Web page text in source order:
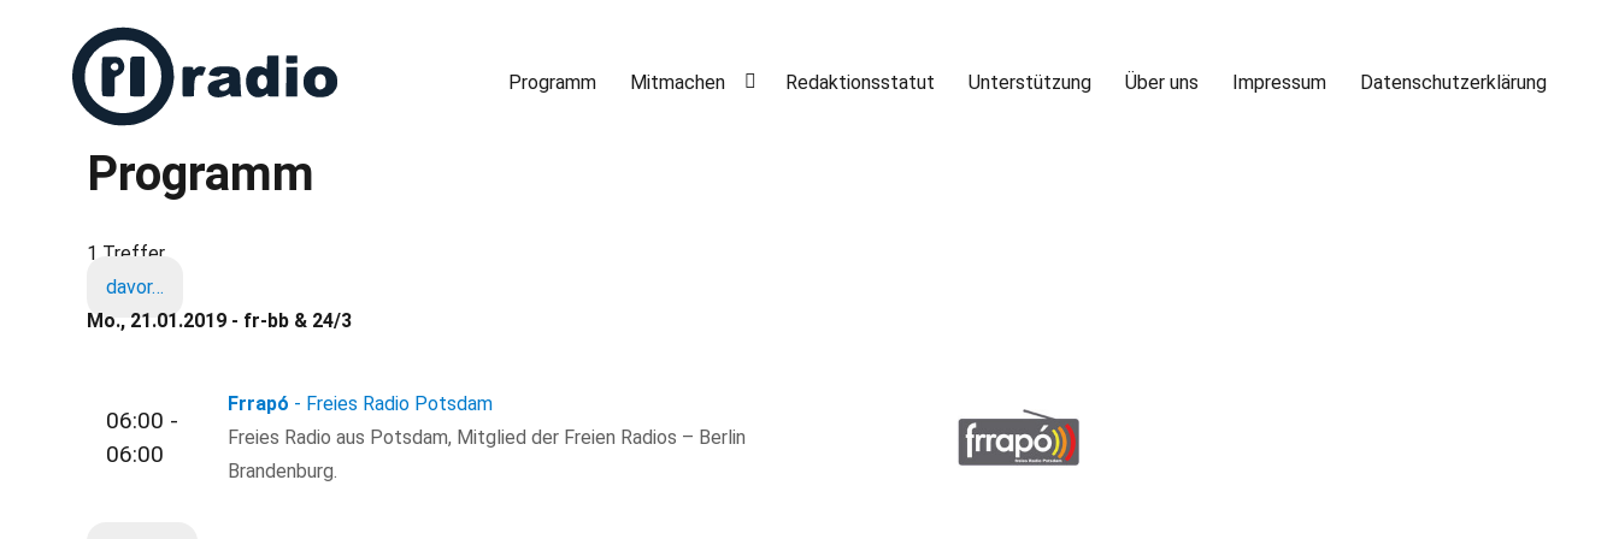
Freies Radio in Berlin
Programm Mitmachen Redaktionsstatut Unterstützung Über uns Impressum Datenschutzerklärung
Programm
1 Treffer
davor…
Mo., 21.01.2019 - fr-bb & 24/3
06:00 -
06:00
Frrapó - Freies Radio Potsdam
Freies Radio aus Potsdam, Mitglied der Freien Radios – Berlin
Brandenburg.